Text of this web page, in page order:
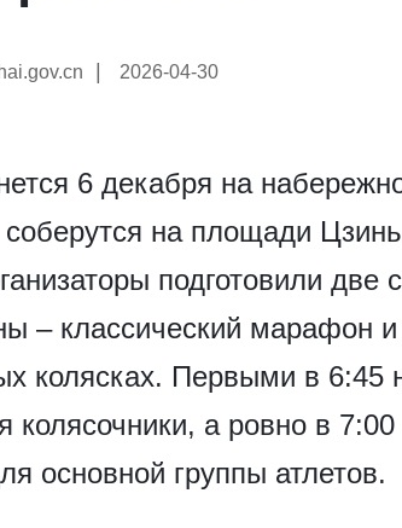
2026-04-30
6 декабря на
соберутся на площади
подготовили две
– классический марафон
колясках. Первыми в 6:45
колясочники, а ровно в
основной группы атлетов.